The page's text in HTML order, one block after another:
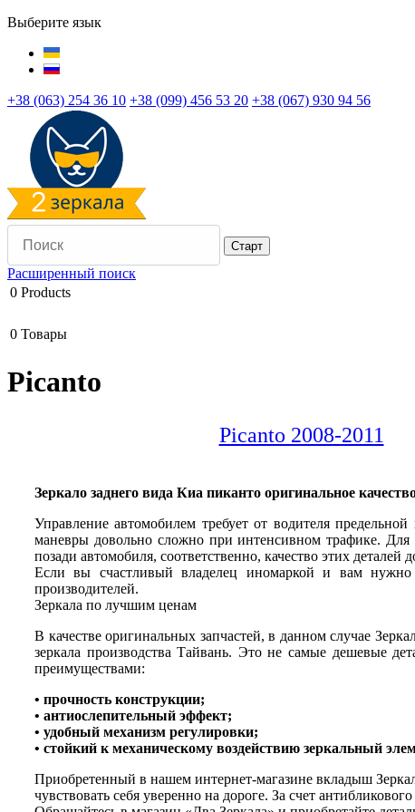
Выберите язык
+38 (063) 254 36 10 +38 (099) 456 53 20 +38 (067) 930 94 56
Расширенный поиск
0 Products
0 Товары
Picanto
Picanto 2008-2011
Зеркало заднего вида Киа пиканто оригинальное
Управление автомобилем требует от водителя
маневры довольно сложно при интенсивном трафике.
позади автомобиля, соответственно, качество этих
Если вы счастливый владелец иномаркой и вам
производителей.
Зеркала по лучшим ценам
В качестве оригинальных запчастей, в данном случае
зеркала производства Тайвань. Это не самые дешевые
преимуществами:
• прочность конструкции;
• антиослепительный эффект;
• удобный механизм регулировки;
• стойкий к механическому воздействию зеркальный
Приобретенный в нашем интернет-магазине вкладыш
чувствовать себя уверенно на дороге. За счет